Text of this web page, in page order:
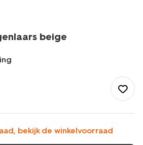
beige
bekijk de winkelvoorraad